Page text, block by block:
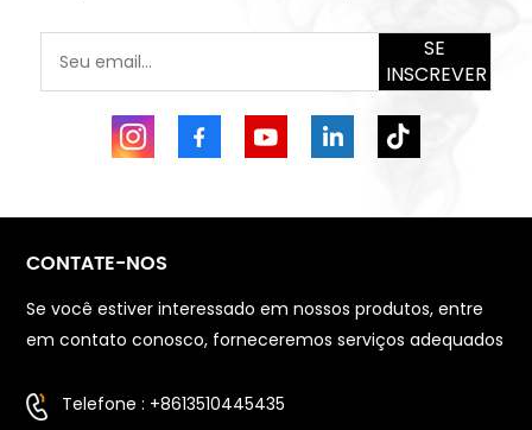
SE
INSCREVER
CONTATE-NOS
Se você estiver interessado em nossos produtos, entre
em contato conosco, forneceremos serviços adequados
Telefone : +8613510445435